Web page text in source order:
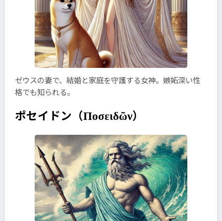
ゼウスの妻で、結婚と家庭を守護する女神。嫉妬深い性
格でも知られる。
ポセイドン （Ποσειδῶν）